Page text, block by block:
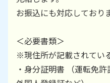
お振込にも対応しており
＜必要書類＞
※現住所が記載されてい
・身分証明書 （運転免